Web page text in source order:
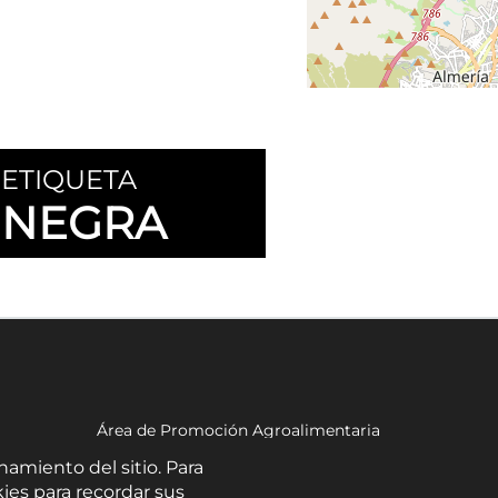
ETIQUETA
NEGRA
Área de Promoción Agroalimentaria
C/ Navarro Rodrigo, 17.
del sitio. Para
para recordar sus